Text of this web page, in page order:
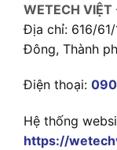
WETECH VIỆT
Địa chỉ: 616/
Đông, Thành
Điện thoại:
Hệ thống
https://